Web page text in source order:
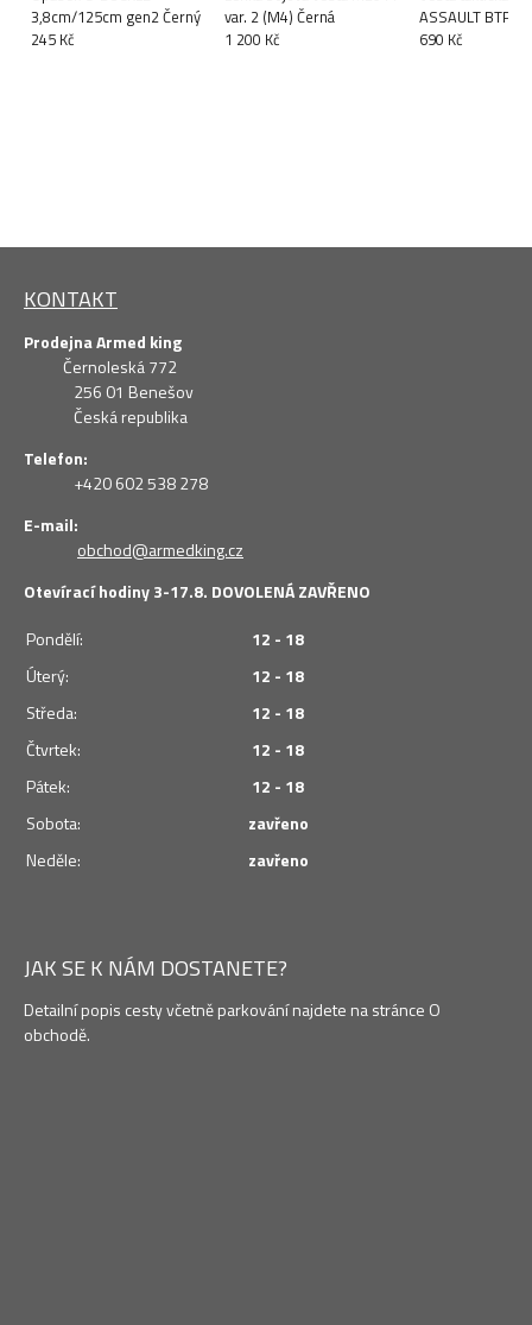
3,8cm/125cm gen2 Černý
245 Kč
var. 2 (M4) Černá
1 200 Kč
ASSAULT BTP
690 Kč
KONTAKT
Prodejna Armed king
Černoleská 772
256 01 Benešov
Česká republika
Telefon:
+420 602 538 278
E-mail:
obchod@armedking.cz
Otevírací hodiny 3-17.8. DOVOLENÁ ZAVŘENO
Pondělí:
12 - 18
Úterý:
12 - 18
Středa:
12 - 18
Čtvrtek:
12 - 18
Pátek:
12 - 18
Sobota:
zavřeno
Neděle:
zavřeno
JAK SE K NÁM DOSTANETE?
Detailní popis cesty včetně parkování najdete na stránce O
obchodě.